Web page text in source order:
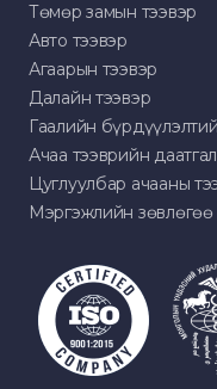
Төмөр замын тээвэр
Авто тээвэр
Агаарын тээвэр
Далайн тээвэр
Гаалийн
Ачаа тээврийн
Цуглуулбар ачааны
Мэргэжлийн зөвлөгөө